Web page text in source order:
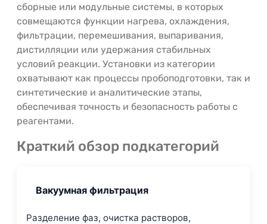
сборные или модульные системы, в которых
совмещаются функции нагрева, охлаждения,
фильтрации, перемешивания, выпаривания,
дистилляции или удержания стабильных
условий реакции. Установки из категории
охватывают как процессы пробоподготовки, так и
синтетические и аналитические этапы,
обеспечивая точность и безопасность работы с
реагентами.
Краткий обзор подкатегорий
Вакуумная фильтрация
Разделение фаз, очистка растворов,